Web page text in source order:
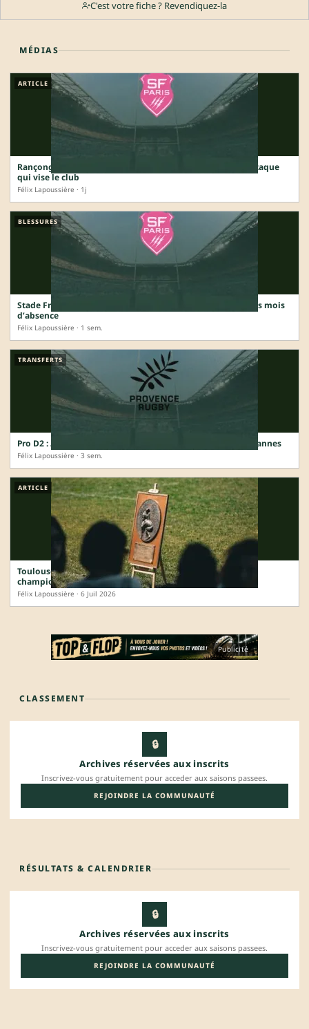
C'est votre fiche ? Revendiquez-la
MÉDIAS
ARTICLE
Rançongiciel au Stade Français : comment fonctionne l’attaque
qui vise le club
Félix Lapoussière · 1j
BLESSURES
Stade Français : Romain Briatte opéré de l’épaule, plusieurs mois
d’absence
Félix Lapoussière · 1 sem.
TRANSFERTS
Pro D2 : Arthur Coville prolonge à Provence et renonce à Vannes
Félix Lapoussière · 3 sem.
ARTICLE
Toulouse, Vannes, Bastia : la carte de France complète des
champions 2025-2026
Félix Lapoussière · 6 Juil 2026
Publicité
CLASSEMENT
🔒
Archives réservées aux inscrits
Inscrivez-vous gratuitement pour acceder aux saisons passees.
REJOINDRE LA COMMUNAUTÉ
RÉSULTATS & CALENDRIER
🔒
Archives réservées aux inscrits
Inscrivez-vous gratuitement pour acceder aux saisons passees.
REJOINDRE LA COMMUNAUTÉ